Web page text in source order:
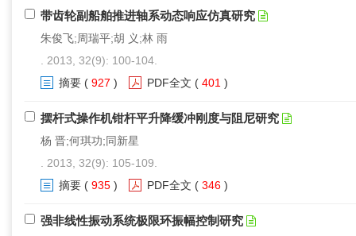
带齿轮副船舶推进轴系动态响应仿真研究
朱俊飞;周瑞平;胡 义;林 雨
. 2013, 32(9): 100-104.
摘要 ( 927 ) PDF全文 ( 401 )
摆杆式操作机钳杆平升降缓冲刚度与阻尼研究
杨 晋;何琪功;同新星
. 2013, 32(9): 105-109.
摘要 ( 935 ) PDF全文 ( 346 )
强非线性振动系统极限环振幅控制研究